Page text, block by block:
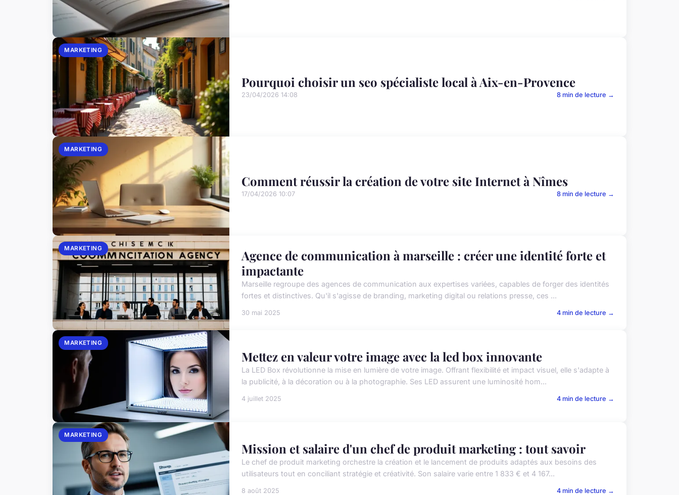
MARKETING
Pourquoi choisir un seo spécialiste local à Aix-en-Provence
23/04/2026 14:08 8 min de lecture →
MARKETING
Comment réussir la création de votre site Internet à Nîmes
17/04/2026 10:07 8 min de lecture →
MARKETING
Agence de communication à marseille : créer une identité forte et
impactante
Marseille regroupe des agences de communication aux expertises variées, capables de forger des identités
fortes et distinctives. Qu'il s'agisse de branding, marketing digital ou relations presse, ces ...
30 mai 2025 4 min de lecture →
MARKETING
Mettez en valeur votre image avec la led box innovante
La LED Box révolutionne la mise en lumière de votre image. Offrant flexibilité et impact visuel, elle s'adapte à
la publicité, à la décoration ou à la photographie. Ses LED assurent une luminosité hom...
4 juillet 2025 4 min de lecture →
MARKETING
Mission et salaire d'un chef de produit marketing : tout savoir
Le chef de produit marketing orchestre la création et le lancement de produits adaptés aux besoins des
utilisateurs tout en conciliant stratégie et créativité. Son salaire varie entre 1 833 € et 4 167...
8 août 2025 4 min de lecture →